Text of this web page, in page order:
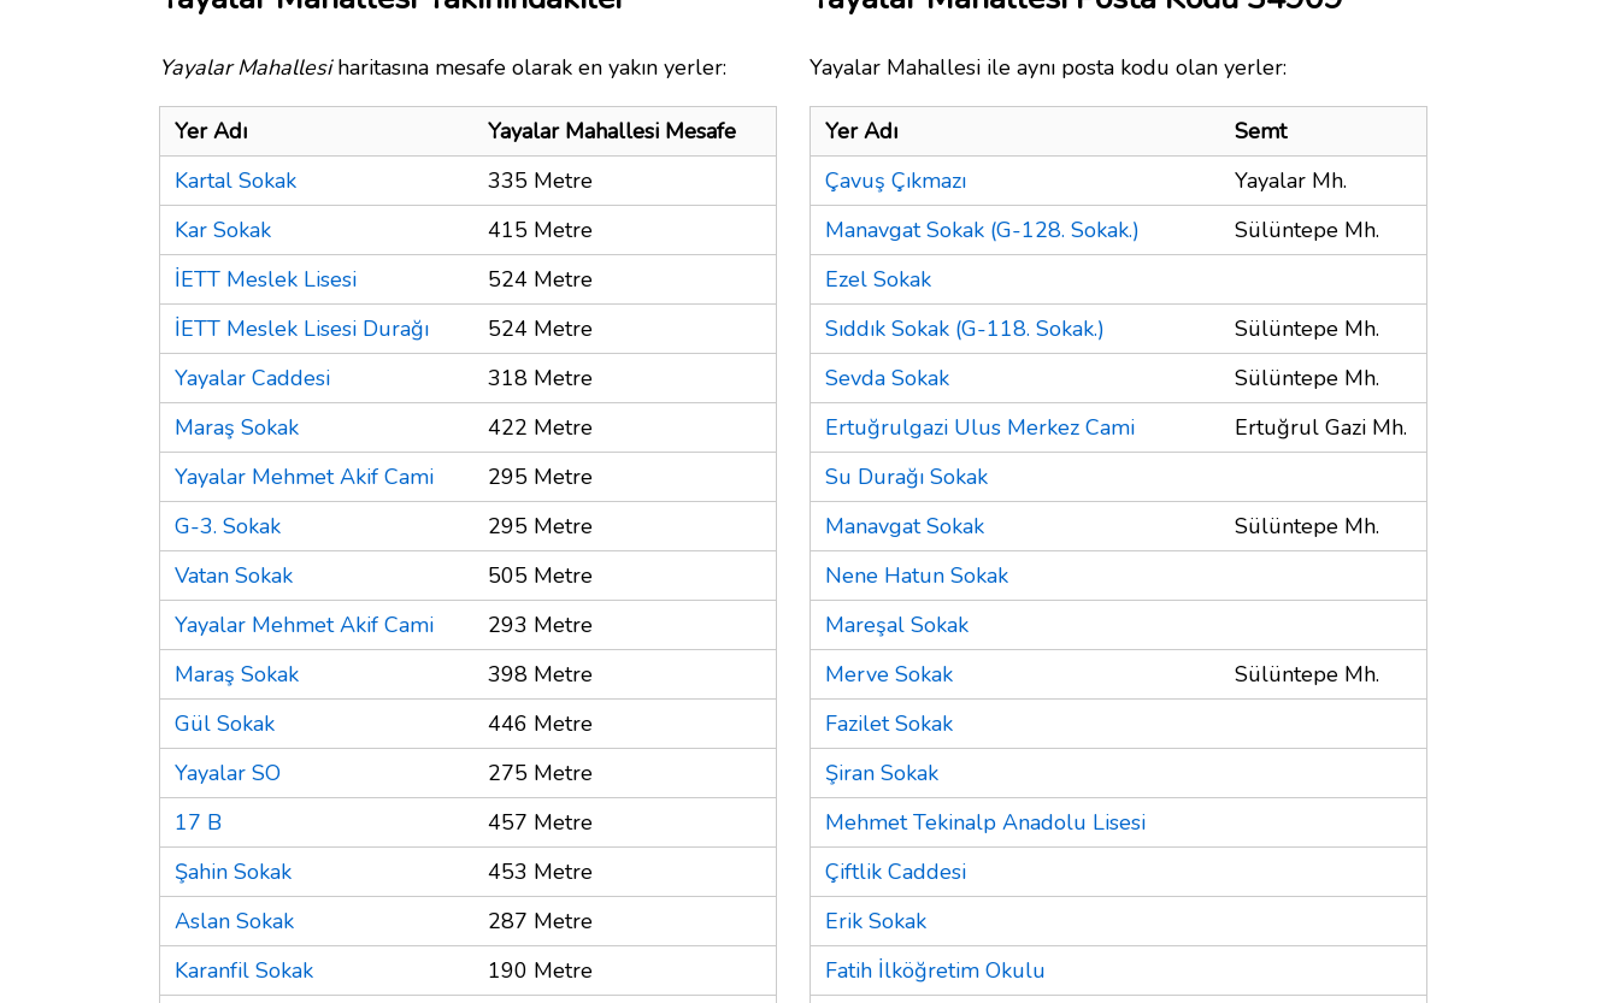
Yayalar Mahallesiharitasına mesafe olarak en yakın yerler:
Yer Adı
Yayalar Mahallesi Mesafe
Kartal Sokak
335 Metre
Kar Sokak
415 Metre
İETT Meslek Lisesi
524 Metre
İETT Meslek Lisesi Durağı
524 Metre
Yayalar Caddesi
318 Metre
Maraş Sokak
422 Metre
Yayalar Mehmet Akif Cami
295 Metre
G-3. Sokak
295 Metre
Vatan Sokak
505 Metre
Yayalar Mehmet Akif Cami
293 Metre
Maraş Sokak
398 Metre
Gül Sokak
446 Metre
Yayalar SO
275 Metre
17 B
457 Metre
Şahin Sokak
453 Metre
Aslan Sokak
287 Metre
Karanfil Sokak
190 Metre
Yayalar Mahallesi ile aynı posta kodu olan yerler:
Yer Adı
Semt
Çavuş Çıkmazı
Yayalar Mh.
Manavgat Sokak (G-128. Sokak.)
Sülüntepe Mh.
Ezel Sokak
Sıddık Sokak (G-118. Sokak.)
Sülüntepe Mh.
Sevda Sokak
Sülüntepe Mh.
Ertuğrulgazi Ulus Merkez Cami
Ertuğrul Gazi Mh.
Su Durağı Sokak
Manavgat Sokak
Sülüntepe Mh.
Nene Hatun Sokak
Mareşal Sokak
Merve Sokak
Sülüntepe Mh.
Fazilet Sokak
Şiran Sokak
Mehmet Tekinalp Anadolu Lisesi
Çiftlik Caddesi
Erik Sokak
Fatih İlköğretim Okulu